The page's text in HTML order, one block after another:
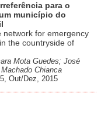
para o
município do
network for emergency
the countryside of
Mota Guedes; José
Chianca
Out/Dez, 2015